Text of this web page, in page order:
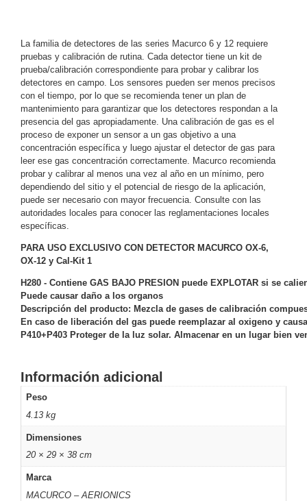
Salinos
(Anticorrosión)
Antiexplosión Bala
Codificadores
y
Decodificadores
de
Video
Cubo
Domo
/ Eyeball /
TurretFisheye
y
Hemisféricas Lente
MotorizadoNVRs
Network
Video
RecordersOcultas
PinholeProfesionales
-
CajaPTZTérmicasWiFi
Cámaras
y DVRs
TurboHD
HD-TVI
Ambientes
Salinos
/ Eyeball /
La familia de detectores de las series Macurco 6 y 12 requiere
pruebas y calibración de rutina. Cada detector tiene un kit de
prueba/calibración correspondiente para probar y calibrar los
detectores en campo. Los sensores pueden ser menos precisos
con el tiempo, por lo que se recomienda tener un plan de
mantenimiento para garantizar que los detectores respondan a la
presencia del gas apropiadamente. Una calibración de gas es el
proceso de exponer un sensor a un gas objetivo a una
concentración específica y luego ajustar el detector de gas para
leer ese gas concentración correctamente. Macurco recomienda
probar y calibrar al menos una vez al año en un mínimo, pero
dependiendo del sitio y el potencial de riesgo de la aplicación,
puede ser necesario con mayor frecuencia. Consulte con las
autoridades locales para conocer las reglamentaciones locales
específicas.
PARA USO EXCLUSIVO CON DETECTOR MACURCO OX-6,
OX-12 y Cal-Kit 1
H280 - Contiene GAS BAJO PRESION puede EXPLOTAR si se
Puede causar daño a los organos
Descripción del producto: Mezcla de gases de calibración
En caso de liberación del gas puede reemplazar al oxigeno y
P410+P403 Proteger de la luz solar. Almacenar en un lugar bien
Información adicional
Peso
4.13 kg
Dimensiones
20 × 29 × 38 cm
Marca
MACURCO – AERIONICS